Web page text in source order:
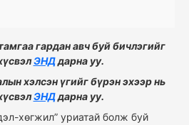
гардан авч буй бичлэгийг
ЭНДдарна уу.
хэлсэн үгийг бүрэн эхээр нь
ЭНДдарна уу.
хөгжил” уриатай болж буй